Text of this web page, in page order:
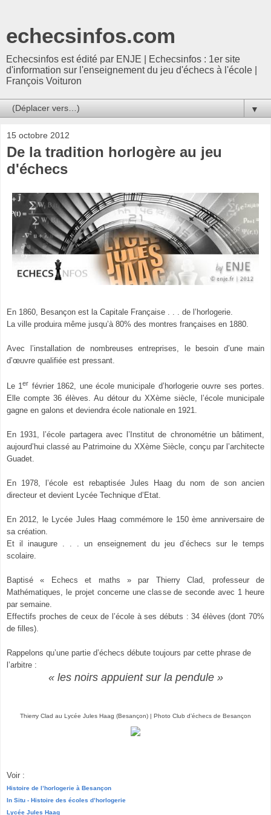
echecsinfos.com
Echecsinfos est édité par ENJE | Echecsinfos : 1er site
d'information sur l'enseignement du jeu d'échecs à l'école |
François Voituron
▼
15 octobre 2012
De la tradition horlogère au jeu
d'échecs
En 1860, Besançon est la Capitale Française . . . de l’horlogerie.
La ville produira même jusqu’à 80% des montres françaises en 1880.
Avec l’installation de nombreuses entreprises, le besoin d’une main
d’œuvre qualifiée est pressant.
Le 1er février 1862, une école municipale d’horlogerie ouvre ses portes.
Elle compte 36 élèves.
Au détour du XXème siècle, l’école municipale
gagne en galons et deviendra école nationale en 1921.
En 1931, l’école partagera avec l’Institut de chronométrie un bâtiment,
aujourd’hui classé au Patrimoine du XXème Siècle, conçu par l’architecte
Guadet.
En 1978, l’école est rebaptisée Jules Haag du nom de son ancien
directeur et devient Lycée Technique d’Etat.
En 2012, le Lycée Jules Haag commémore le 150 ème anniversaire de
sa création.
Et il inaugure . . . un enseignement du jeu d’échecs sur le temps
scolaire.
Baptisé « Echecs et maths » par Thierry Clad, professeur de
Mathématiques, le projet concerne une classe de seconde avec 1 heure
par semaine.
Effectifs proches de ceux de l’école à ses débuts : 34 élèves (dont 70%
de filles).
Rappelons qu’une partie d’échecs débute toujours par cette phrase de
l’arbitre :
« les noirs appuient sur la pendule »
Thierry Clad au Lycée Jules Haag (Besançon) | Photo Club d’échecs de Besançon
Voir :
Histoire de l’horlogerie à Besançon
In Situ - Histoire des écoles d’horlogerie
Lycée Jules Haag